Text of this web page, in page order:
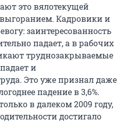
это вялотекущей
Кадровики и
заинтересованность
падает, а в рабочих
труднозакрываемые
и
Это уже признал даже
падение в 3,6%.
в далеком 2009 году,
достигало